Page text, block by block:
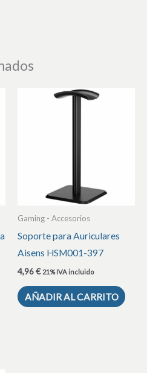
Gaming - Accesorios
Soporte para Auriculares
Aisens HSM001-397
4,96€ 21% IVA incluido
AÑADIR AL CARRITO